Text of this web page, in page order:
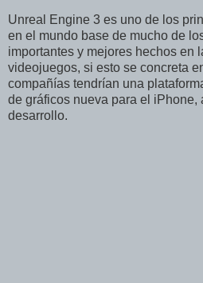
Unreal Engine 3 es uno de los
en el mundo base de mucho de
importantes y mejores hechos en
videojuegos, si esto se concreta
compañías tendrían una
de gráficos nueva para el iPhone,
desarrollo.